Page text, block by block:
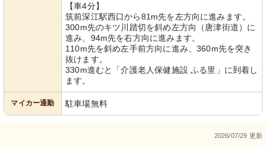
【車4分】
筑前深江駅西口から81m先を左方向に進みます。
300m先のキツ川踏切を斜め左方向（唐津街道）に
進み、94m先を右方向に進みます。
110m先を斜め左手前方向に進み、360m先を突き
抜けます。
330m進むと「介護老人保健施設 ふる里」に到着し
ます。
マイカー通勤 駐車場無料
2026/07/29 更新